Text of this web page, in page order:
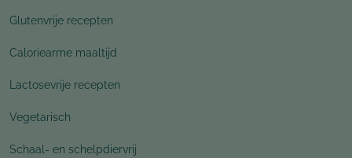
Glutenvrije recepten
Caloriearme maaltijd
Lactosevrije recepten
Vegetarisch
Schaal- en schelpdiervrij